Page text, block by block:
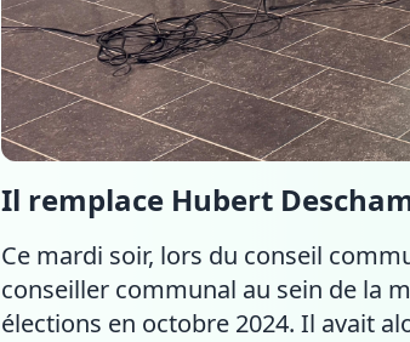
Il remplace Hubert
Ce mardi soir, lors du conseil
conseiller communal au sein de la
élections en octobre 2024. Il avait